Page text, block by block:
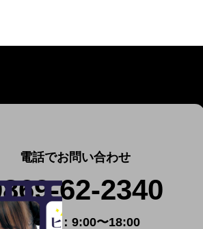
電話でお問い合わせ
62-2340
受付時間：9:00〜18:00